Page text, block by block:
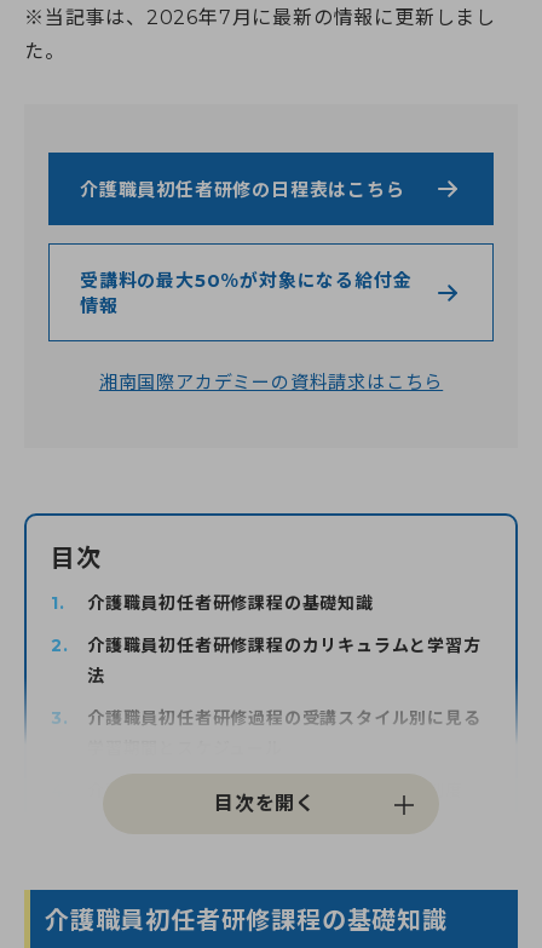
お問い合わせ
0120-961-190
※当記事は、2026年7月に最新の情報に更新しまし
た。
介護職員初任者研修の日程表はこちら
受講料の最大50％が対象になる給付金
情報
湘南国際アカデミーの資料請求はこちら
目次
介護職員初任者研修課程の基礎知識
介護職員初任者研修課程のカリキュラムと学習方
法
介護職員初任者研修過程の受講スタイル別に見る
介護職員初任者研修課程の受講費用と補助制度
FAQ｜介護職員初任者研修過程に関するよくある
質問
介護職員初任者研修課程の基礎知識